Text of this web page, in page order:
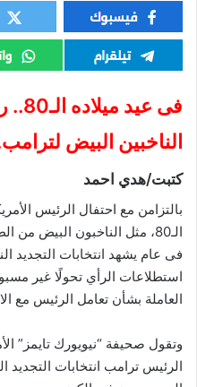
فى
الناخبين البيض
كتبت/هدي احمد
بالتزامن مع احتفال الرئيس
الـ80، مثل الناخبون البيض
فى عام يشهد انتخابات التجديد
استطلاعات الرأي تحولًا غير
العاملة بشأن تعامل الرئيس مع
وتقول صحيفة “نيويورك تايمز”